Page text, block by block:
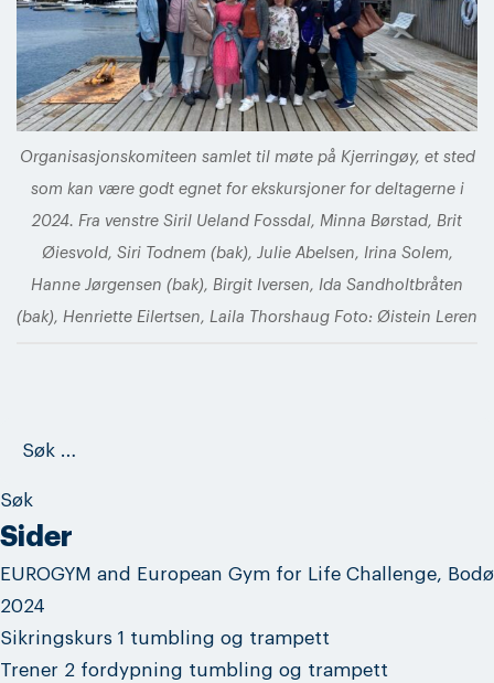
Organisasjonskomiteen samlet til møte på Kjerringøy, et sted
som kan være godt egnet for ekskursjoner for deltagerne i
2024. Fra venstre Siril Ueland Fossdal, Minna Børstad, Brit
Øiesvold, Siri Todnem (bak), Julie Abelsen, Irina Solem,
Hanne Jørgensen (bak), Birgit Iversen, Ida Sandholtbråten
(bak), Henriette Eilertsen, Laila Thorshaug Foto: Øistein Leren
Sider
EUROGYM and European Gym for Life Challenge, Bodø
2024
Sikringskurs 1 tumbling og trampett
Trener 2 fordypning tumbling og trampett